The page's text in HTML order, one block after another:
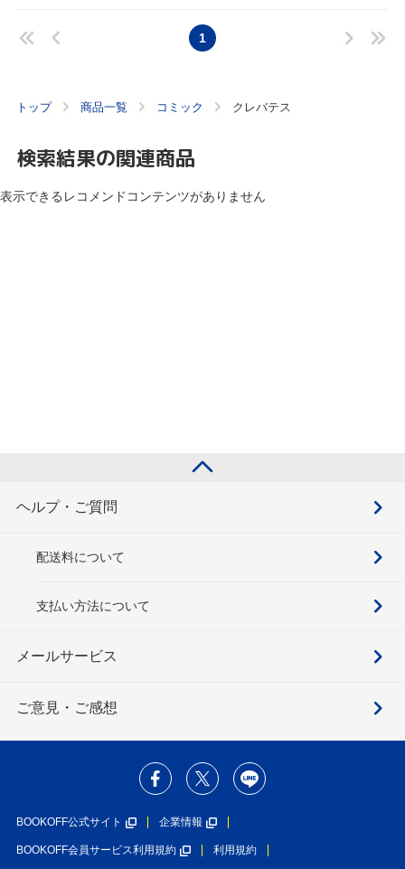
1
トップ 商品一覧 コミック クレバテス
検索結果の関連商品
表示できるレコメンドコンテンツがありません
ヘルプ・ご質問
配送料について
支払い方法について
メールサービス
ご意見・ご感想
BOOKOFF公式サイト 企業情報
BOOKOFF会員サービス利用規約 利用規約